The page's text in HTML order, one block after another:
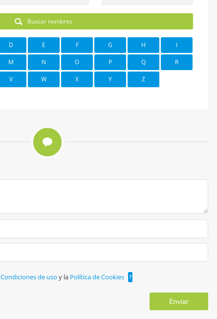
Buscar nombres
D E F G H I
M N O P Q R
V W X Y Z
Condiciones de uso y la Política de Cookies ?
Enviar